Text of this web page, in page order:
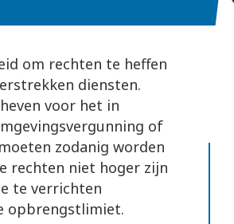
om rechten te heffen
diensten.
voor het in
of
zodanig worden
rechten niet hoger zijn
te verrichten
opbrengstlimiet.